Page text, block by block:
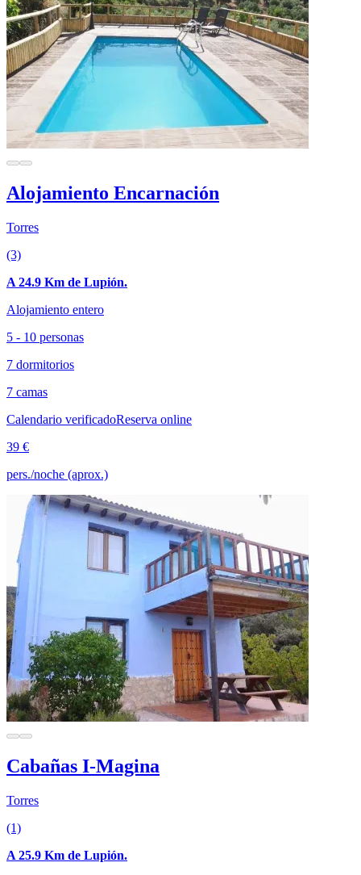
Alojamiento Encarnación
Torres
(3)
A 24.9 Km de Lupión.
Alojamiento entero
5 - 10 personas
7 dormitorios
7 camas
Calendario verificadoReserva online
39 €
pers./noche (aprox.)
Cabañas I-Magina
Torres
(1)
A 25.9 Km de Lupión.